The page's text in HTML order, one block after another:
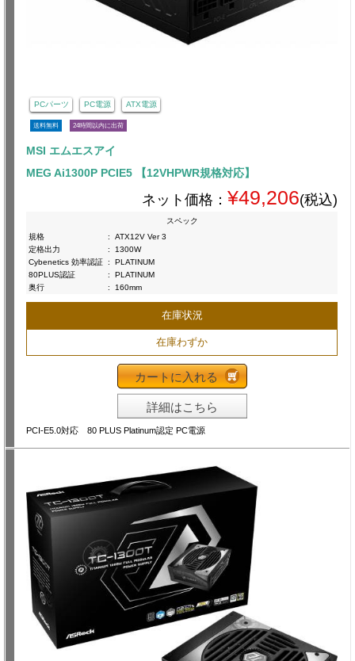
PCパーツ PC電源 ATX電源
送料無料 24時間以内に出荷
MSI エムエスアイ
MEG Ai1300P PCIE5 【12VHPWR規格対応】
ネット価格： ¥49,206(税込)
スペック
規格
:
ATX12V Ver 3
定格出力
:
1300W
Cybenetics 効率認証 :
PLATINUM
80PLUS認証
:
PLATINUM
奥行
: 160mm
在庫状況
在庫わずか
カートに入れる
詳細はこちら
PCI-E5.0対応 80 PLUS Platinum認定 PC電源